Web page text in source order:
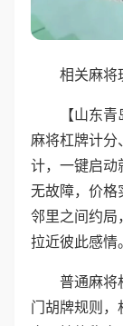
相关麻将
【山东
麻将杠牌计
计，一键启动
无故障，价格
邻里之间约局
拉近彼此感情。
普通麻将
门胡牌规则